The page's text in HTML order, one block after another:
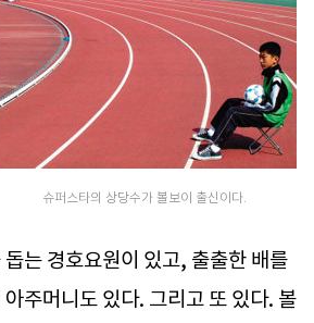
슈퍼스타의 상당수가 볼보이 출신이다.
는 경호요원이 있고, 출출한 배를
주머니도 있다. 그리고 또 있다. 볼